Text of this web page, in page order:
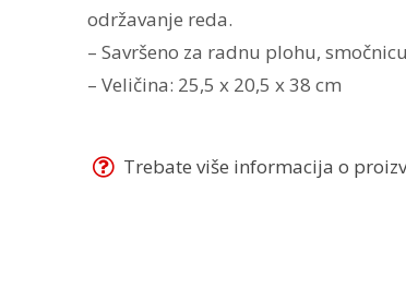
održavanje reda.
– Savršeno za radnu plohu,
– Veličina: 25,5 x 20,5 x 38 cm
Trebate više informacija o